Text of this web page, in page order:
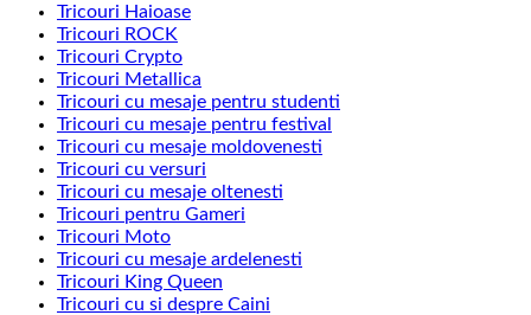
Tricouri Haioase
Tricouri ROCK
Tricouri Crypto
Tricouri Metallica
Tricouri cu mesaje pentru studenti
Tricouri cu mesaje pentru festival
Tricouri cu mesaje moldovenesti
Tricouri cu versuri
Tricouri cu mesaje oltenesti
Tricouri pentru Gameri
Tricouri Moto
Tricouri cu mesaje ardelenesti
Tricouri King Queen
Tricouri cu si despre Caini